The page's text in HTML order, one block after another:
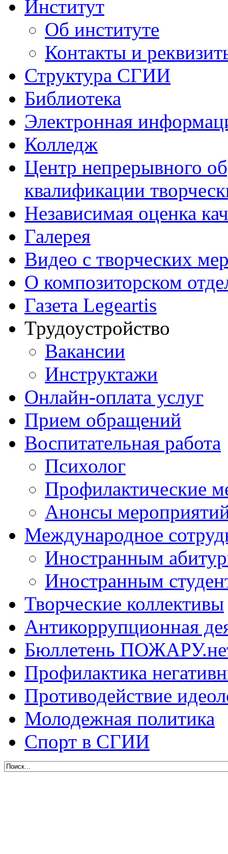
Институт
Об институте
Контакты и
Структура СГИИ
Библиотека
Электронная
Колледж
Центр непрерывного
квалификации
Независимая оценка
Галерея
Видео с творческих
О композиторском
Газета Legeartis
Трудоустройство
Вакансии
Инструктажи
Онлайн-оплата услуг
Прием обращений
Воспитательная работа
Психолог
Профилактические
Анонсы
Международное
Иностранным
Иностранным
Творческие коллективы
Антикоррупционная
Бюллетень
Профилактика
Противодействие
Молодежная политика
Спорт в СГИИ